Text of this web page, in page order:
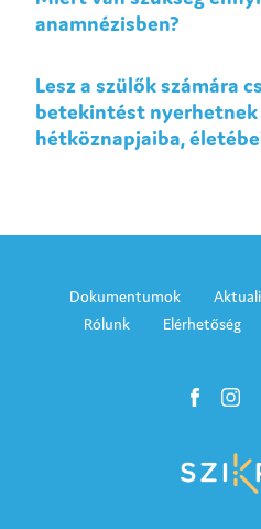
anamnézisben?
Lesz a szülők számára
betekintést nyerhetnek
hétköznapjaiba,
Dokumentumok
Rólunk
Elérhetőség